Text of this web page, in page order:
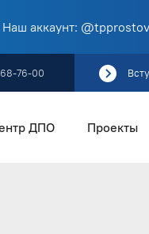
аккаунт: @tpprostov
76-00
ДПО Проекты